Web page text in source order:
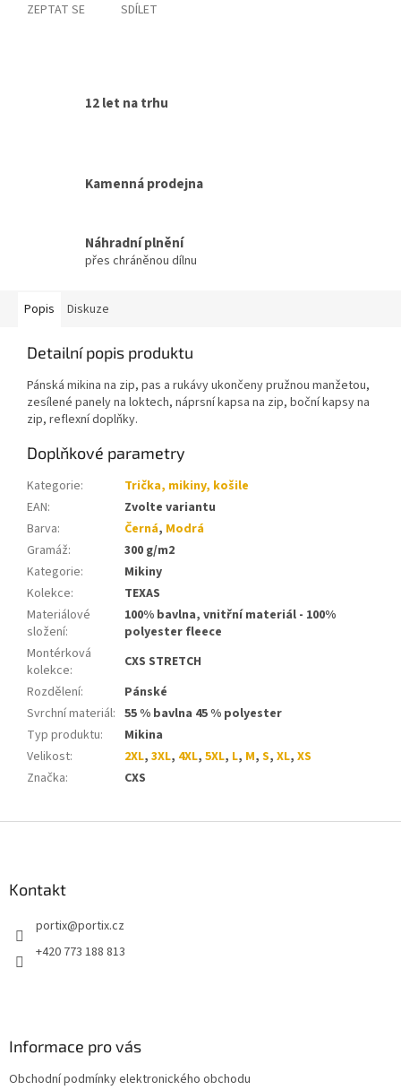
ZEPTAT SE SDÍLET
12 let na trhu
Kamenná prodejna
Náhradní plnění
přes chráněnou dílnu
Popis Diskuze
Detailní popis produktu
Pánská mikina na zip, pas a rukávy ukončeny pružnou manžetou,
zesílené panely na loktech, náprsní kapsa na zip, boční kapsy na
zip, reflexní doplňky.
Doplňkové parametry
Kategorie:
Trička, mikiny, košile
EAN:
Zvolte variantu
Barva: Černá, Modrá
Gramáž:
300 g/m2
Kategorie:
Mikiny
Kolekce:
TEXAS
Materiálové
složení:
100% bavlna, vnitřní materiál - 100%
polyester fleece
Montérková
kolekce:
CXS STRETCH
Rozdělení:
Pánské
Svrchní materiál: 55 % bavlna 45 % polyester
Typ produktu:
Mikina
Velikost: 2XL, 3XL, 4XL, 5XL, L, M, S, XL, XS
Značka: CXS
Kontakt
portix@portix.cz
+420 773 188 813
Informace pro vás
Obchodní podmínky elektronického obchodu